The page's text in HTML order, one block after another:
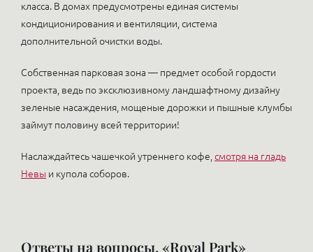
класса. В домах предусмотрены единая системы
кондиционирования и вентиляции, система
дополнительной очистки воды.
Собственная парковая зона — предмет особой гордости
проекта, ведь по эксклюзивному ландшафтному дизайну
зеленые насаждения, мощеные дорожки и пышные клумбы
займут половину всей территории!
Наслаждайтесь чашечкой утреннего кофе, смотря на гладь
Невы и купола соборов.
Ответы на вопросы. «Royal Park»